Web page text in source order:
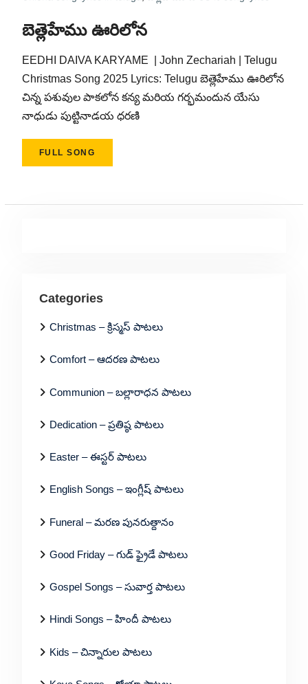
బెత్లెహేము ఊరిలోన
EEDHI DAIVA KARYAME | John Zechariah | Telugu
Christmas Song 2025 Lyrics: Telugu బెత్లెహేము ఊరిలోన
చిన్న పశువుల పాకలోన కన్య మరియ గర్భమందున యేసు
నాధుడు పుట్టినాడయ ధరణి
FULL SONG
Categories
Christmas – క్రిస్మస్ పాటలు
Comfort – ఆదరణ పాటలు
Communion – బల్లారాధన పాటలు
Dedication – ప్రతిష్ఠ పాటలు
Easter – ఈస్టర్ పాటలు
English Songs – ఇంగ్లీష్ పాటలు
Funeral – మరణ పునరుత్దానం
Good Friday – గుడ్ ఫ్రైడే పాటలు
Gospel Songs – సువార్త పాటలు
Hindi Songs – హిందీ పాటలు
Kids – చిన్నారుల పాటలు